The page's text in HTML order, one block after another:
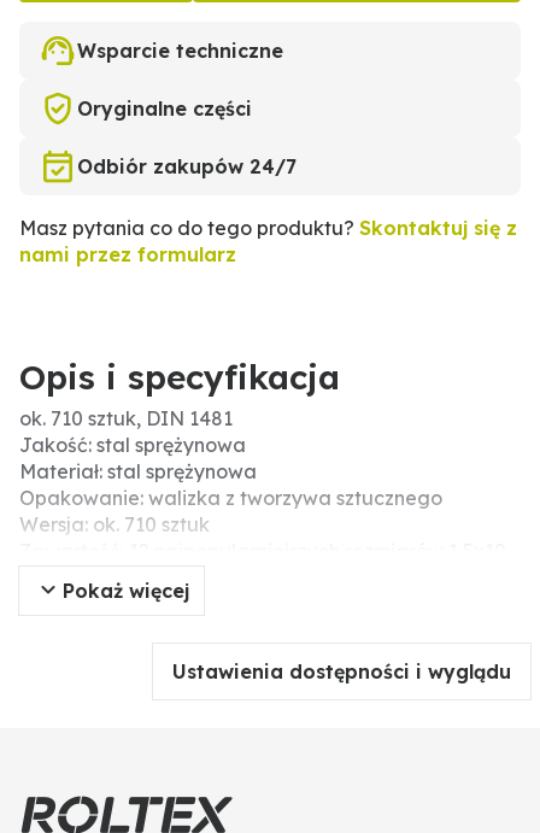
Wsparcie techniczne
Oryginalne części
Odbiór zakupów 24/7
Masz pytania co do tego produktu? Skontaktuj się z
nami przez formularz
Opis i specyfikacja
ok. 710 sztuk, DIN 1481
Jakość: stal sprężynowa
Materiał: stal sprężynowa
Opakowanie: walizka z tworzywa sztucznego
Wersja: ok. 710 sztuk
2x10, 2x20, 3x16, 3x30, 4x20, 4x40, 5x30, 5x50, 6x40,
6x60, 8x80 mm
Pokaż więcej
Ustawienia dostępności i wyglądu